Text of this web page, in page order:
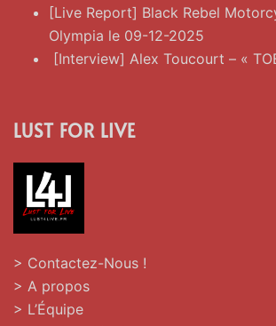
[Live Report] Black Rebel
Olympia le 09-12-2025
[Interview] Alex Toucourt – «
LUST FOR LIVE
> Contactez-Nous !
> A propos
> L’Équipe